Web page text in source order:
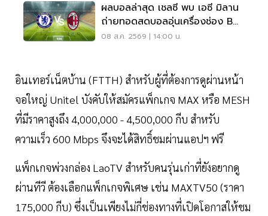
ผลบอลล่าสุด เชลซี พบ เอซี มิลาน
ถ่ายทอดสดบอลอุ่นเครื่องช่อง BG
SPORTS
08 ส.ค. 2569 | 14:00 น.
อินเทอร์เน็ตบ้าน (FTTH) สำหรับผู้ที่ต้องการดูผ่านหน้า
จอใหญ่ Unitel บังคับให้สมัครแพ็กเกจ MAX หรือ MESH
ที่มีราคาสูงถึง 4,000,000 - 4,500,000 กีบ สำหรับ
ความเร็ว 600 Mbps จึงจะได้สิทธิ์ชมผ่านแอปฯ ฟรี
แพ็กเกจพ่วงกล่อง LaoTV สำหรับคนรุ่นเก่าที่ยังอยากดู
ผ่านทีวี ต้องเลือกแพ็กเกจพิเศษ เช่น MAXTV50 (ราคา
175,000 กีบ) ซึ่งเป็นเพียงไม่กี่ช่องทางที่เปิดโอกาสให้ชม